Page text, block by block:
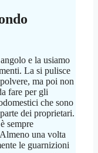
e la usiamo
La si pulisce
ma poi non
fare per gli
che sono
dei proprietari.
sempre
una volta
le guarnizioni